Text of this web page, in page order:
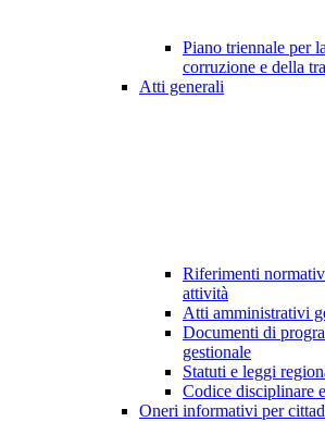
Piano triennale per
corruzione e della
Atti generali
Riferimenti
attività
Atti amministrativi
Documenti di
gestionale
Statuti e leggi
Codice disciplinare
Oneri informativi per